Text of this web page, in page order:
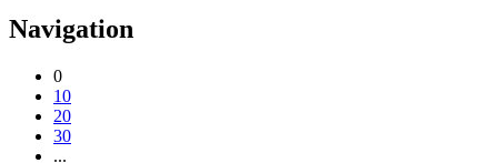
Navigation
0
10
20
30
...